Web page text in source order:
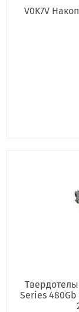
V0K7V
Series 480Gb